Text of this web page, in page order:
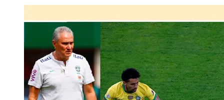
ওপর
অনির্দিষ্টকালের
নিষেধাজ্ঞা
দিল
ফিফা